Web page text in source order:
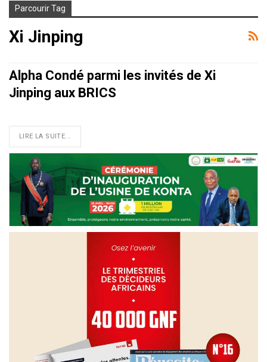
Parcourir Tag
Xi Jinping
Alpha Condé parmi les invités de Xi
Jinping aux BRICS
LIRE LA SUITE...